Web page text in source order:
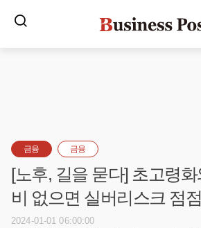
금융 금융
[노후, 길을 묻다] 초고령
비 없으면 실버리스크 점
2024-01-01 06:00:00